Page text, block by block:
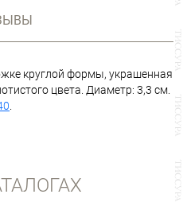
круглой формы, украшенная
цвета. Диаметр: 3,3 см.
.